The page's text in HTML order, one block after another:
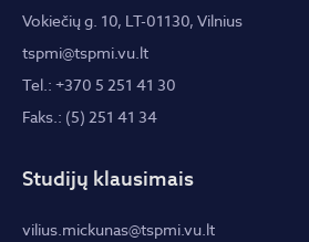
Vokiečių g. 10, LT-01130, Vilnius
tspmi@tspmi.vu.lt
Tel.: +370 5 251 41 30
Faks.: (5) 251 41 34
Studijų klausimais
vilius.mickunas@tspmi.vu.lt